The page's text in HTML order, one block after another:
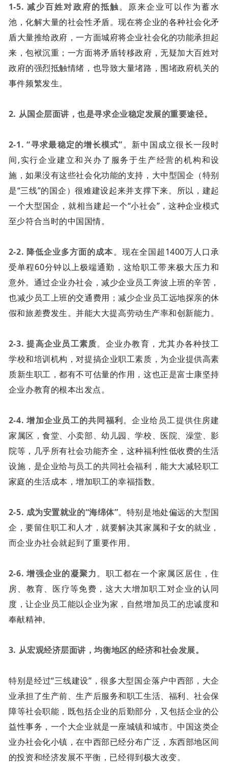
1-5. 减少百姓对政府的抵触。原来企业可以作为蓄水
池，化解大量的社会性矛盾。现在将企业的各种社会化矛
盾大量推给政府，一方面城府将企业社会化的功能承担起
来，包袱沉重；一方面将矛盾转移政府，无疑加大百姓对
政府的强烈抵触情绪，也导致大量堵路，围堵政府机关的
事件频繁发生。
2. 从国企层面讲，也是寻求企业稳定发展的重要途径。
2-1. “寻求最稳定的增长模式”。新中国成立很长一段时
间,实行企业建立和兴办了服务于生产经营的机构和设
施，如果没有这些社会化功能的支持，大中型国企（特别
是“三线”的国企）很难建设起来并支撑下来。所以，建起
一个大型国企，就相当建起一个“小社会”，这种企业模式
至少符合当时的中国国情。
2-2. 降低企业多方面的成本。现在全国超1400万人口承
受单程60分钟以上极端通勤，这给职工带来极大压力和
意外。通过企业办社会，减少企业员工奔波上班的辛苦，
也减少员工上班的交通费用；减少企业员工远地探亲的休
假和旅差费发生。并能大大提高劳动生产率和创新能力。
2-3. 提高企业员工素质。企业办教育，尤其办各种技工
学校和培训机构，对提搞企业职工素质，为企业提供高素
质新生职工，都有不可估量的作用，这也正是富士康坚持
企业办教育的根本出发点。
2-4. 增加企业员工的共同福利。企业给员工提供住房建
家属区，食堂、小卖部、幼儿园、学校、医院、澡堂、影
院等，几乎所有社会功能齐全，这种福利性低收费的生活
设施，是企业给与员工的共同社会福利，能大大减轻职工
家庭的生活成本，增加职工的幸福指数。
2-5. 成为安置就业的“海绵体”。特别是地处偏远的大型国
企，要留住职工和人才，就要解决其家属和子女的就业，
而企业办社会就起到了重要作用。
2-6. 增强企业的凝聚力。职工都在一个家属区居住，住
房、教育、医疗等免费，这大大增加职工对企业的认同
度，让企业员工能以企业为家，自然增加员工的忠诚度和
奉献精神。
3. 从宏观经济层面讲，均衡地区的经济和社会发展。
特别是经过“三线建设”，很多大型国企落户中西部，大企
业承担了生产前、生产后服务和职工生活、福利、社会保
障等社会职能，既包括企业的后勤部分，又包括企业的公
益性事务，一个大企业就是一座城镇和城市。中国这类企
业办社会化小镇，在中西部已经分布广泛，东西部地区间
的投资和经济发展不平衡，已经得到极大改变。